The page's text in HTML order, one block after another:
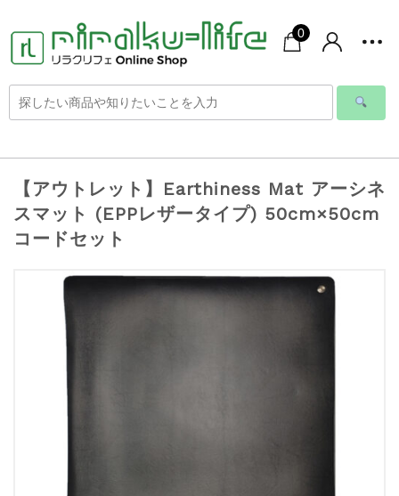
0
【アウトレット】Earthiness Mat アーシネ
スマット (EPPレザータイプ) 50cm×50cm
コードセット